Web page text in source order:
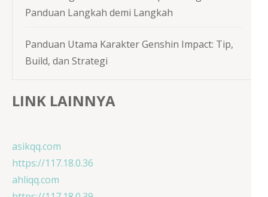
Panduan Langkah demi Langkah
Panduan Utama Karakter Genshin Impact: Tip,
Build, dan Strategi
LINK LAINNYA
asikqq.com
https://117.18.0.36
ahliqq.com